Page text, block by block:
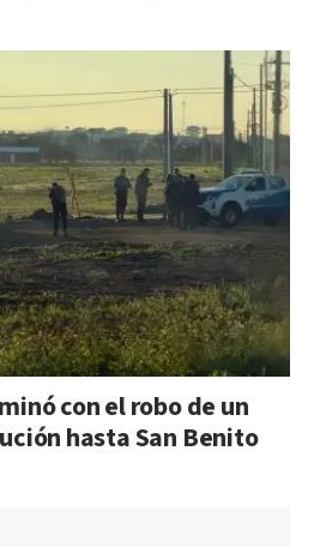
con el robo de un
hasta San Benito